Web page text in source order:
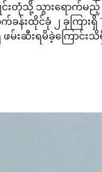
တုံသို့ သွားရောက်မည့်
ခန်းထိုင်ခုံ ၂ ခုကြားရှိ
းဆီးရမိခဲ့ကြောင်းသိရှိ